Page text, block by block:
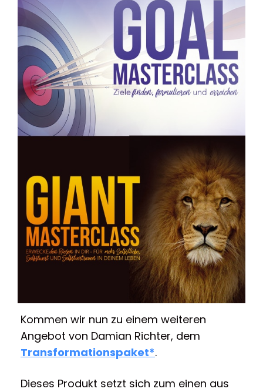
Kommen wir nun zu einem weiteren
Angebot von Damian Richter, dem
Transformationspaket*.
Dieses Produkt setzt sich zum einen aus